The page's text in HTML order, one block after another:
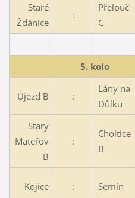
Staré
Ždánice
:
Přelouč
C
5. kolo
Újezd B :
Lány na
Důlku
Starý
Mateřov
B
:
Choltice
B
Kojice : Semín